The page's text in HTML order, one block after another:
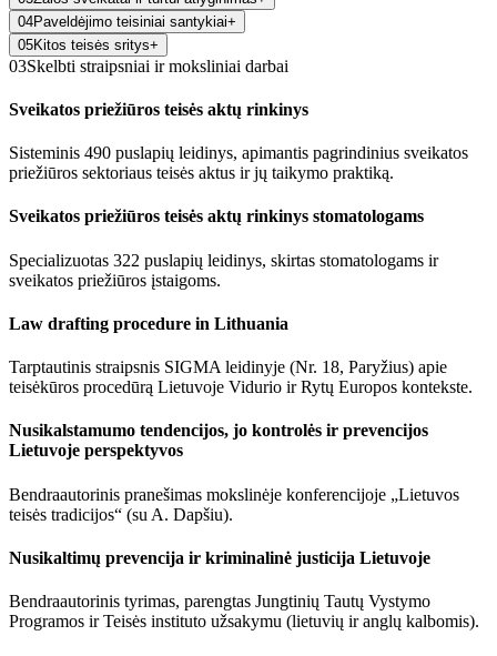
04Paveldėjimo teisiniai santykiai+
05Kitos teisės sritys+
03Skelbti straipsniai ir moksliniai darbai
Sveikatos priežiūros teisės aktų rinkinys
Sisteminis 490 puslapių leidinys, apimantis pagrindinius sveikatos
priežiūros sektoriaus teisės aktus ir jų taikymo praktiką.
Sveikatos priežiūros teisės aktų rinkinys stomatologams
Specializuotas 322 puslapių leidinys, skirtas stomatologams ir
sveikatos priežiūros įstaigoms.
Law drafting procedure in Lithuania
Tarptautinis straipsnis SIGMA leidinyje (Nr. 18, Paryžius) apie
teisėkūros procedūrą Lietuvoje Vidurio ir Rytų Europos kontekste.
Nusikalstamumo tendencijos, jo kontrolės ir prevencijos
Lietuvoje perspektyvos
Bendraautorinis pranešimas mokslinėje konferencijoje „Lietuvos
teisės tradicijos“ (su A. Dapšiu).
Nusikaltimų prevencija ir kriminalinė justicija Lietuvoje
Bendraautorinis tyrimas, parengtas Jungtinių Tautų Vystymo
Programos ir Teisės instituto užsakymu (lietuvių ir anglų kalbomis).